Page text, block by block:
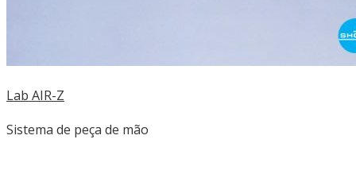
Lab AIR-Z
Sistema de peça de mão